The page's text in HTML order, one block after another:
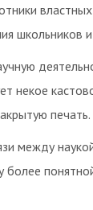
школьников
некое
печать.
между